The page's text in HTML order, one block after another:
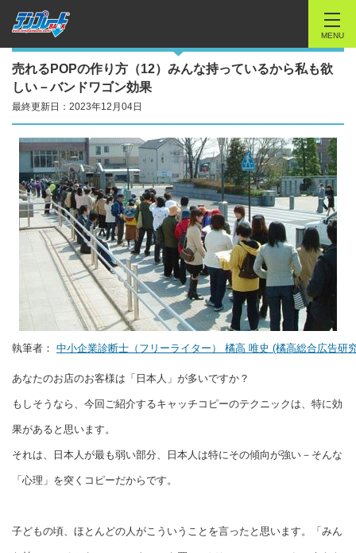
MENU
売れるPOPの作り方（12）みんな持っているから私も欲
しい－バンドワゴン効果
最終更新日：2023年12月04日
執筆者： 中小企業診断士（フリーライター） 橘高 唯史 (橘高総合広告研
あなたのお店のお客様は「日本人」が多いですか？
もしそうなら、今回ご紹介するキャッチコピーのテクニックは、特に効
果があると思います。
それは、日本人が最も弱い部分、日本人は特にその傾向が強い－そんな
「心理」を突くコピーだからです。
子どもの頃、ほとんどの人がこういうことを言ったと思います。「みん